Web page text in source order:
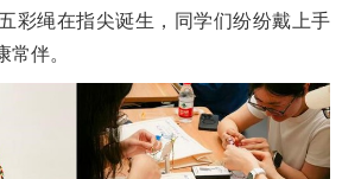
彩绳在指尖诞生，同学们纷纷戴上手
伴。